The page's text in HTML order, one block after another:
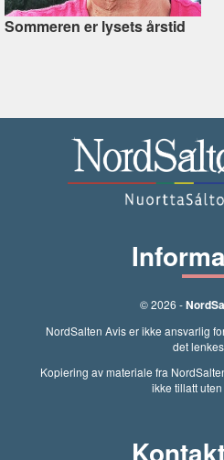
Sommeren er lysets årstid
© 2026 -
NordSalten Avis er ikke ansvarlig
det
Kopiering av materiale fra
ikke tillatt